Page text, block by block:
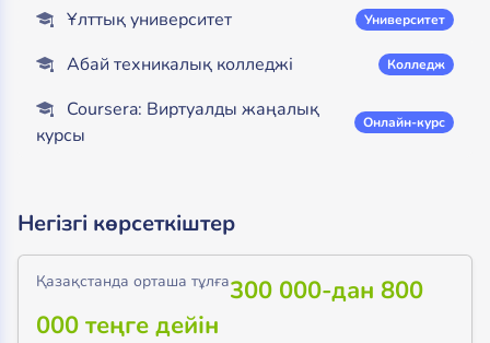
Ұлттық университет Университет
Абай техникалық колледжі Колледж
Coursera: Виртуалды жаңалық
курсы
Онлайн-курс
Негізгі көрсеткіштер
Қазақстанда орташа тұлға300 000-дан 800
000 теңге дейін